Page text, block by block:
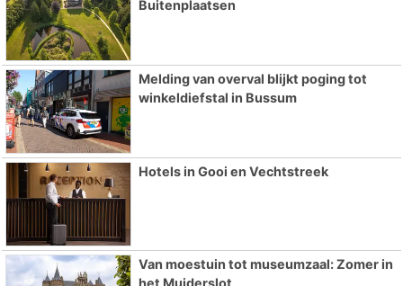
Buitenplaatsen
Melding van overval blijkt poging tot
winkeldiefstal in Bussum
Hotels in Gooi en Vechtstreek
Van moestuin tot museumzaal: Zomer in
het Muiderslot